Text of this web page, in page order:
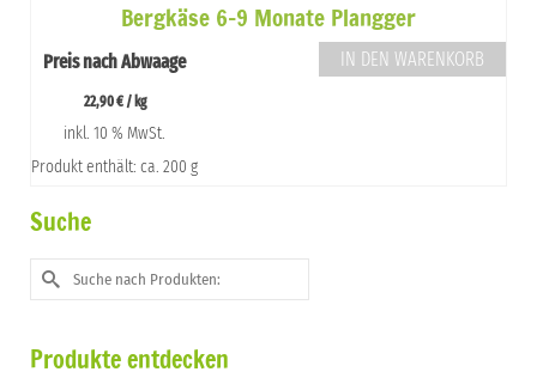
Bergkäse 6-9 Monate Plangger
Preis nach Abwaage
22,90€/ kg
inkl. 10 % MwSt.
Produkt enthält: ca. 200 g
IN DEN WARENKORB
Suche
Suche
nach:
Produkte entdecken